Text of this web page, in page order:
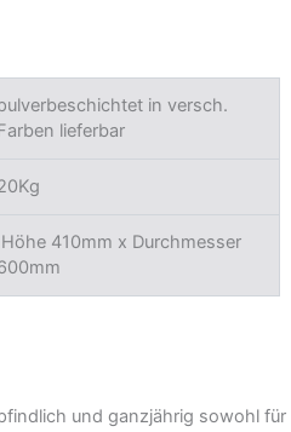
in versch.
lieferbar
Höhe 410mm x Durchmesser
und ganzjährig sowohl für